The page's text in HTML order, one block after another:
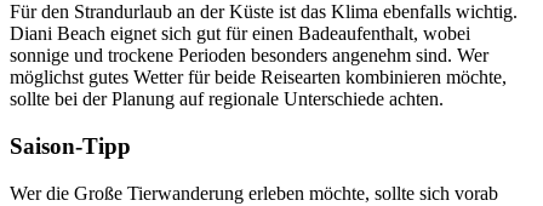
Für den Strandurlaub an der Küste ist das Klima ebenfalls wichtig.
Diani Beach eignet sich gut für einen Badeaufenthalt, wobei
sonnige und trockene Perioden besonders angenehm sind. Wer
möglichst gutes Wetter für beide Reisearten kombinieren möchte,
sollte bei der Planung auf regionale Unterschiede achten.
Saison-Tipp
Wer die Große Tierwanderung erleben möchte, sollte sich vorab